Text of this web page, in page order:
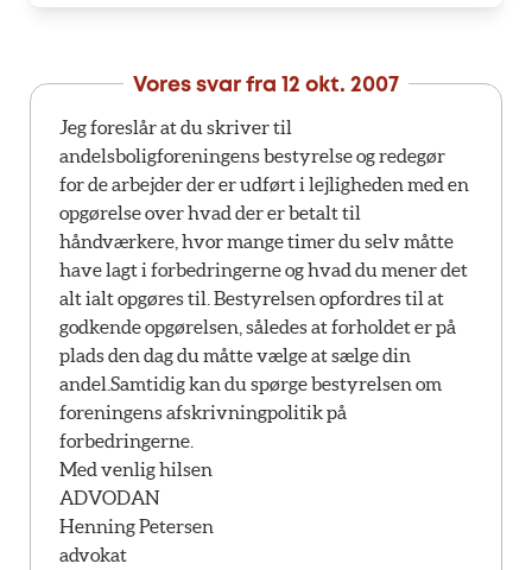
Vores svar fra 12 okt. 2007
Jeg foreslår at du skriver til
andelsboligforeningens bestyrelse og redegør
for de arbejder der er udført i lejligheden med en
opgørelse over hvad der er betalt til
håndværkere, hvor mange timer du selv måtte
have lagt i forbedringerne og hvad du mener det
alt ialt opgøres til. Bestyrelsen opfordres til at
godkende opgørelsen, således at forholdet er på
plads den dag du måtte vælge at sælge din
andel.Samtidig kan du spørge bestyrelsen om
foreningens afskrivningpolitik på
forbedringerne.
Med venlig hilsen
ADVODAN
Henning Petersen
advokat